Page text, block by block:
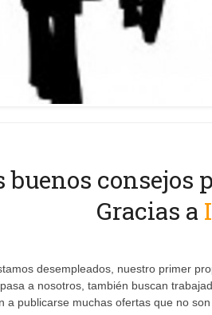
buenos consejos
Gracias a
desempleados, nuestro primer
a nosotros, también buscan
a publicarse muchas ofertas que no